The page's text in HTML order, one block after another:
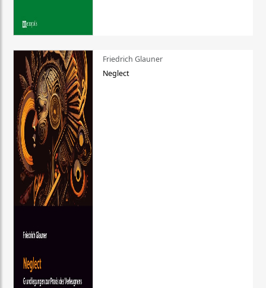
Friedrich Glauner
Neglect